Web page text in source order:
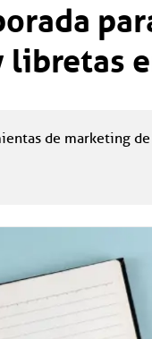
libretas
de marketing